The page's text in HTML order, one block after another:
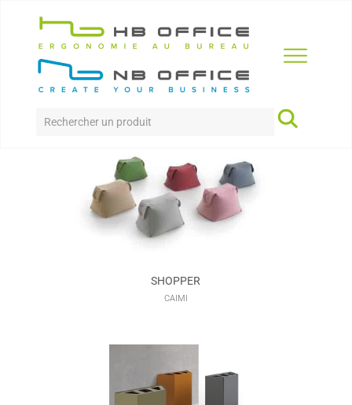
Accueil > Produits > accessoires>Divers
DIVERS
SHOPPER
CAIMI